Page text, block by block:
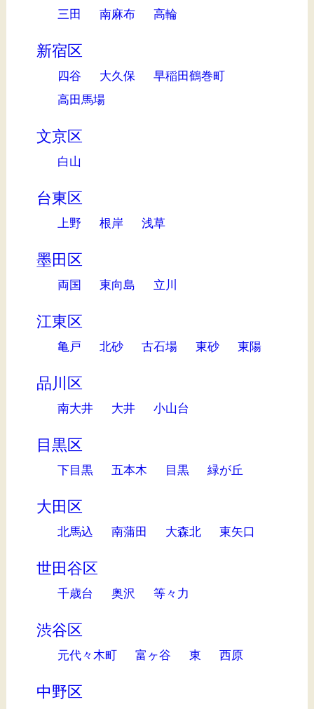
三田 南麻布 高輪
新宿区
四谷 大久保
早稲田鶴巻町
高田馬場
文京区
白山
台東区
上野 根岸 浅草
墨田区
両国 東向島 立川
江東区
亀戸 北砂 古石場 東砂 東陽
品川区
南大井 大井 小山台
目黒区
下目黒 五本木 目黒 緑が丘
大田区
北馬込 南蒲田 大森北 東矢口
世田谷区
千歳台 奥沢 等々力
渋谷区
元代々木町 富ヶ谷 東 西原
中野区